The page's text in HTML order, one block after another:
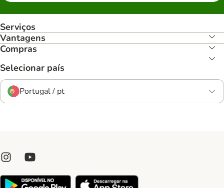
Serviços
Vantagens
Compras
Selecionar país
Portugal / pt